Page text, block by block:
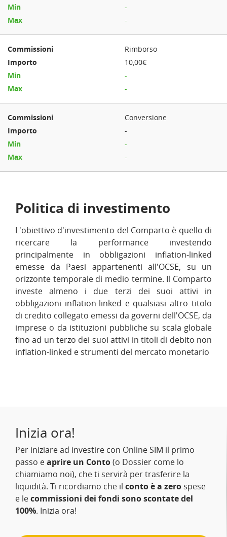
-
-
Rimborso
10,00€
-
-
Conversione
-
-
-
Politica di investimento
L'obiettivo d'investimento del Comparto è quello di
ricercare la performance investendo
principalmente in obbligazioni inflation-linked
emesse da Paesi appartenenti all'OCSE, su un
orizzonte temporale di medio termine. Il Comparto
investe almeno i due terzi dei suoi attivi in
obbligazioni inflation-linked e qualsiasi altro titolo
di credito collegato emessi da governi dell'OCSE, da
imprese o da istituzioni pubbliche su scala globale
fino ad un terzo dei suoi attivi in titoli di debito non
inflation-linked e strumenti del mercato monetario
Inizia ora!
Per iniziare ad investire con Online SIM il primo
passo eaprire un Conto(o Dossier come lo
chiamiamo noi), che ti servirà per trasferire la
liquidità. Ti ricordiamo che il conto è a zero spese
e lecommissioni dei fondi sono scontate del
100%. Inizia ora!